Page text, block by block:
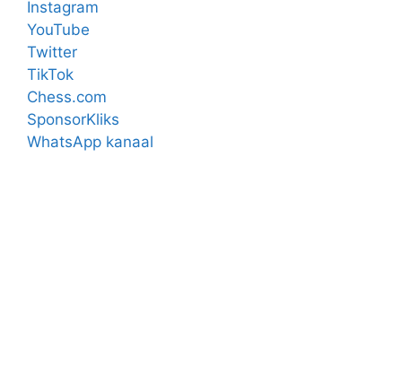
Instagram
YouTube
Twitter
TikTok
Chess.com
SponsorKliks
WhatsApp kanaal